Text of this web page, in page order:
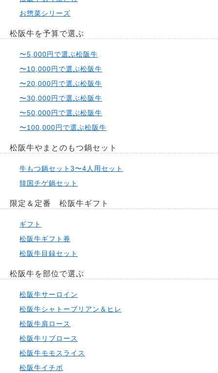
お惣菜シリーズ
松阪牛を予算で選ぶ
〜5,000円で選ぶ松阪牛
〜10,000円で選ぶ松阪牛
〜20,000円で選ぶ松阪牛
〜30,000円で選ぶ松阪牛
〜50,000円で選ぶ松阪牛
〜100,000円で選ぶ松阪牛
松阪牛やまとのもつ鍋セット
牛もつ鍋セット3〜4人用セット
韓国チゲ鍋セット
限定＆定番 松阪牛ギフト
ギフト
松阪牛ギフト券
松阪牛目録セット
松阪牛を部位で選ぶ
松阪牛サーロイン
松阪牛シャトーブリアン＆ヒレ
松阪牛肩ロース
松阪牛リブロース
松阪牛モモスライス
松阪牛イチボ